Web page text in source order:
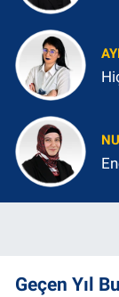
Geçen Yıl